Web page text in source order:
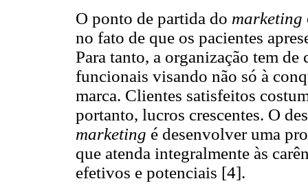
O ponto de partida do marketing
no fato de que os pacientes
Para tanto, a organização tem de
funcionais visando não só à
marca. Clientes satisfeitos
portanto, lucros crescentes. O
marketing é desenvolver uma
que atenda integralmente às
efetivos e potenciais [4].